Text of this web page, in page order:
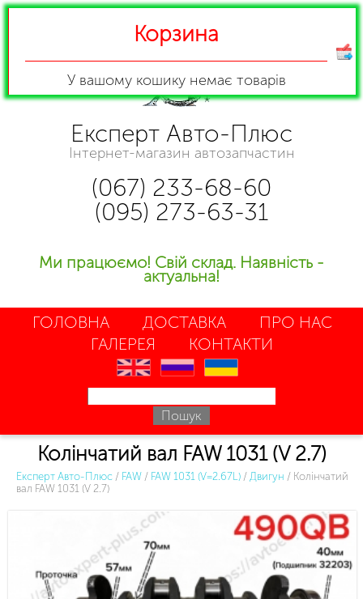
Експерт Авто-Плюс
Інтернет-магазин автозапчастин
(067) 233-68-60
(095) 273-63-31
Ми працюємо! Свій склад. Наявність -
актуальна!
ГОЛОВНА ДОСТАВКА
ПРО НАС
ГАЛЕРЕЯ
КОНТАКТИ
en ru uk
Колінчатий вал FAW 1031 (V 2.7)
Експерт Авто-Плюс / FAW / FAW 1031 (V=2.67L) / Двигун / Колінчатий
вал FAW 1031 (V 2.7)
Корзина
У вашому кошику немає товарів